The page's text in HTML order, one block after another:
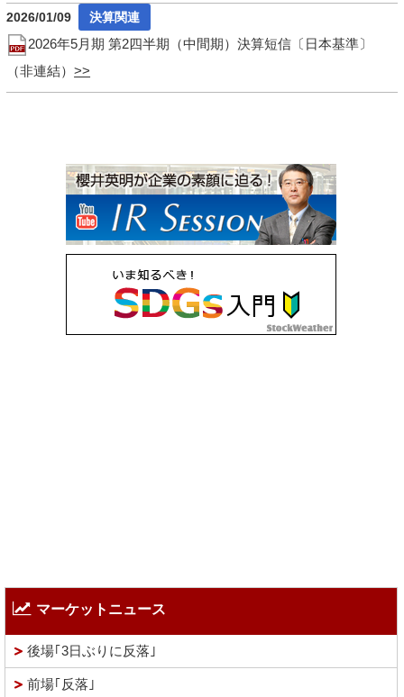
2026/01/09
2026年5月期 第2四半期（中間期）決算短信〔日本基準〕
（非連結）
マーケットニュース
後場｢3日ぶりに反落｣
前場｢反落｣